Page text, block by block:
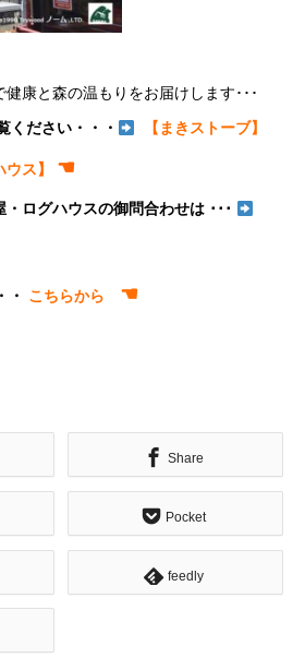
康と森の温もりをお届けします･･･
ください・・・
【まきストーブ】
ウス】 ☚
ログハウスの御問合わせは ･･･
・ こちらから ☚
Share
Pocket
feedly